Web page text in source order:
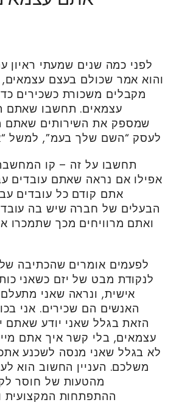
לפני כמה שנים שמעתי ראיון
והוא אמר שכולם בעצם
מקבלים משכורת כשכירים
עצמאים. תחשבו שאתם
שמספק את השירותים שאתם
לעסק “השם שלך בעמ”, למשל
תחשבו על זה – קו המחשבה
אפילו אם נראה שאתם עובדים
אתם קודם כל עובדים
הבעלים של חברה שיש בה
ואתם מרוויחים מכך שתמכרו
לפעמים אומרים שהכתיבה
לנקודת מבט של יזם כשאני
אישית, ונראה שאני
האנשים הם שכירים. אני
הזאת בגלל שאני יודע שאתם
עצמאים, בלי קשר איך אתם
לא בגלל שאני מנסה לשכנע
משלכם. העניין החשוב הוא
מהטעות של חוסר
ההתפתחות המקצועית